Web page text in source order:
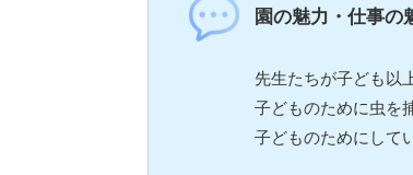
園の魅力・仕事の
先生たちが子ども以
子どものために虫を
子どものためにして